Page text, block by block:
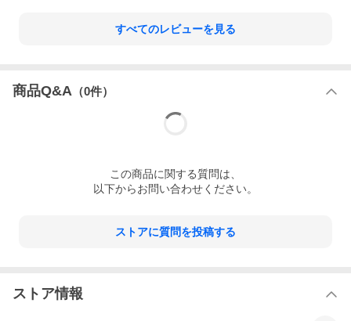
すべてのレビューを見る
商品Q&A （0件）
この商品に関する質問は、
以下からお問い合わせください。
ストアに質問を投稿する
ストア情報